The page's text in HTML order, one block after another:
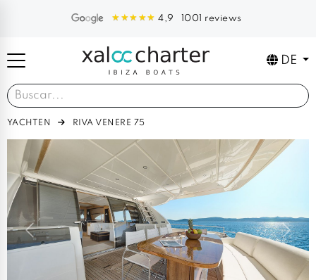
4,9 1001 reviews
DE
YACHTEN RIVA VENERE 75
Previous Next